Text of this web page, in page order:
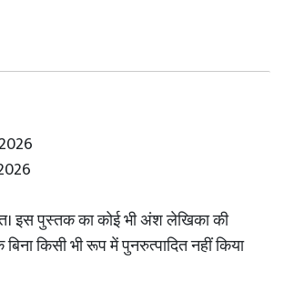
इस पुस्तक का कोई भी अंश लेखिका की
किसी भी रूप में पुनरुत्पादित नहीं किया